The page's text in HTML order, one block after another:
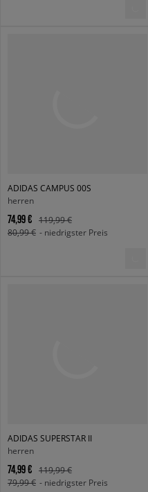
ADIDAS CAMPUS 00S
herren
74,99 €
119,99 €
80,99 € - niedrigster Preis
ADIDAS SUPERSTAR II
herren
74,99 €
119,99 €
79,99 € - niedrigster Preis